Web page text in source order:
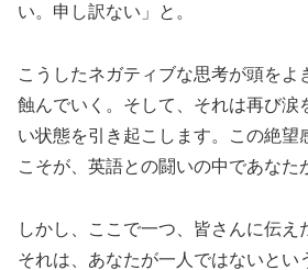
い。申し訳ない」と。
こうしたネガティブな思考が頭をよ
蝕んでいく。そして、それは再び涙
い状態を引き起こします。この絶望
こそが、英語との闘いの中であなた
しかし、ここで一つ、皆さんに伝え
それは、あなたが一人ではないとい